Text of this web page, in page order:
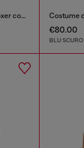
Costume da bagno stile boxer con stampa integrale
€80.00
BLU SCURO